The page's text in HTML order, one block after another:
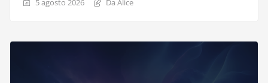
5 agosto 2026 Da Alice